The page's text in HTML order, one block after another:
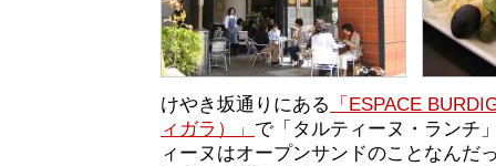
けやき坂通りにある
「ESPACE
ィガラ）」 で「タルティーヌ・ランチ
ィーヌはオープンサンドのことなんだ